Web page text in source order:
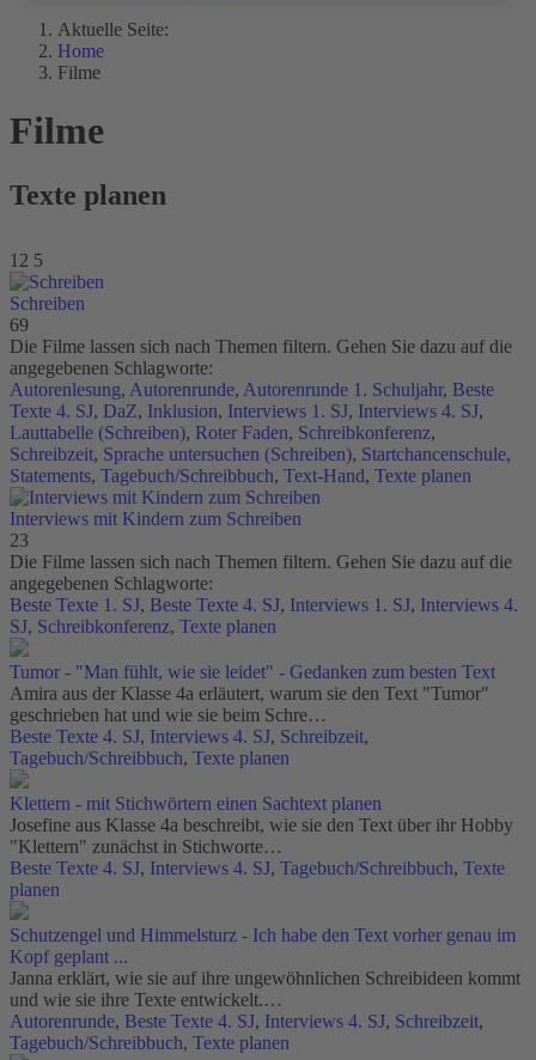
Aktuelle Seite:
Home
Filme
Filme
Texte planen
12 5
Schreiben
69
Die Filme lassen sich nach Themen filtern. Gehen Sie dazu auf die
angegebenen Schlagworte:
Autorenlesung, Autorenrunde, Autorenrunde 1. Schuljahr, Beste
Texte 4. SJ, DaZ, Inklusion, Interviews 1. SJ, Interviews 4. SJ,
Lauttabelle (Schreiben), Roter Faden, Schreibkonferenz,
Schreibzeit, Sprache untersuchen (Schreiben), Startchancenschule,
Statements, Tagebuch/Schreibbuch, Text-Hand, Texte planen
Interviews mit Kindern zum Schreiben
23
Die Filme lassen sich nach Themen filtern. Gehen Sie dazu auf die
angegebenen Schlagworte:
Beste Texte 1. SJ, Beste Texte 4. SJ, Interviews 1. SJ, Interviews 4.
SJ, Schreibkonferenz, Texte planen
Tumor - "Man fühlt, wie sie leidet" - Gedanken zum besten Text
Amira aus der Klasse 4a erläutert, warum sie den Text "Tumor"
geschrieben hat und wie sie beim Schre…
Beste Texte 4. SJ, Interviews 4. SJ, Schreibzeit,
Tagebuch/Schreibbuch, Texte planen
Klettern - mit Stichwörtern einen Sachtext planen
Josefine aus Klasse 4a beschreibt, wie sie den Text über ihr Hobby
"Klettern" zunächst in Stichworte…
Beste Texte 4. SJ, Interviews 4. SJ, Tagebuch/Schreibbuch, Texte
planen
Schutzengel und Himmelsturz - Ich habe den Text vorher genau im
Kopf geplant ...
Janna erklärt, wie sie auf ihre ungewöhnlichen Schreibideen kommt
und wie sie ihre Texte entwickelt.…
Autorenrunde, Beste Texte 4. SJ, Interviews 4. SJ, Schreibzeit,
Tagebuch/Schreibbuch, Texte planen